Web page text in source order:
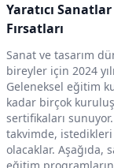
Yaratıcı
Fırsatları
Sanat ve tasarım
bireyler için 2024
Geleneksel eğitim
kadar birçok
sertifikaları
takvimde,
olacaklar. Aşağıda,